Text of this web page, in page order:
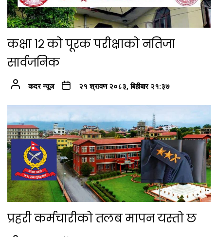
कक्षा १२ को पूरक परीक्षाको नतिजा
सार्वजनिक
कदर न्यूज २१ श्रावण २०८३, बिहीबार २१:३७
प्रहरी कर्मचारीको तलब मापन यस्तो छ